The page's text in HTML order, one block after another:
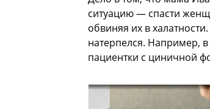
ситуацию — спасти
обвиняя их в
натерпелся. Например,
пациентки с циничной